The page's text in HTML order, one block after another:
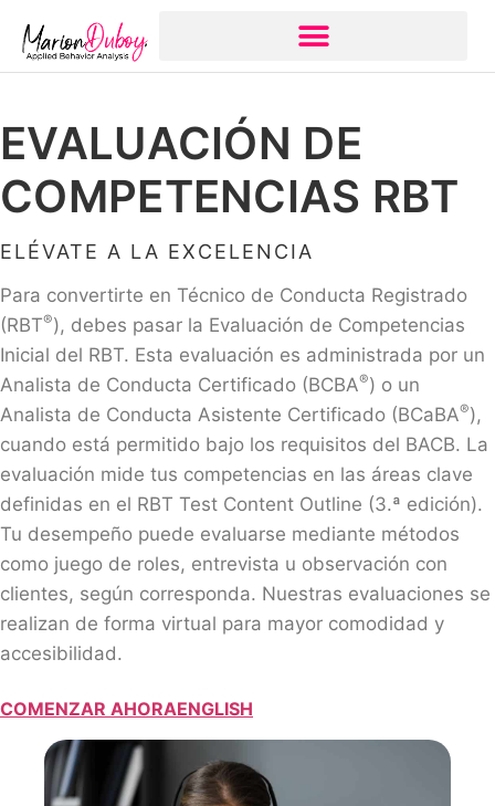
EVALUACIÓN DE
COMPETENCIAS RBT
ELÉVATE A LA EXCELENCIA
Para convertirte en Técnico de Conducta Registrado
(RBT®), debes pasar la Evaluación de Competencias
Inicial del RBT. Esta evaluación es administrada por un
Analista de Conducta Certificado (BCBA®) o un
Analista de Conducta Asistente Certificado (BCaBA®),
cuando está permitido bajo los requisitos del BACB. La
evaluación mide tus competencias en las áreas clave
definidas en el RBT Test Content Outline (3.ª edición).
Tu desempeño puede evaluarse mediante métodos
como juego de roles, entrevista u observación con
clientes, según corresponda. Nuestras evaluaciones se
realizan de forma virtual para mayor comodidad y
accesibilidad.
COMENZAR AHORAENGLISH